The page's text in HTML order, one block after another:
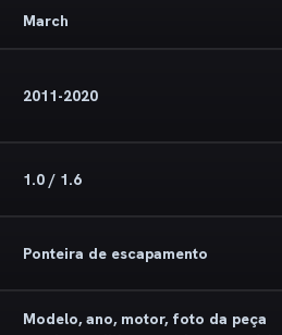
March
2011-2020
1.0 / 1.6
Ponteira de escapamento
Modelo, ano, motor, foto da peça